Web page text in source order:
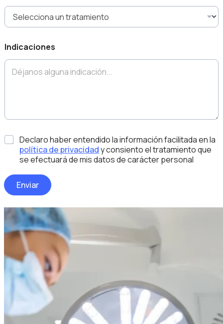
Indicaciones
C
a
l
l
a
s
d
e
v
r
i
f
i
Declaro haber entendido la información facilitada en la
política de privacidady consiento el tratamiento que
se efectuará de mis datos de carácter personal
Enviar